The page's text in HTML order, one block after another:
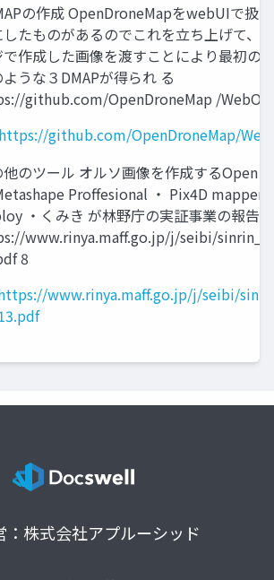
の作成 OpenDroneMapをwebUIで扱
したものがあるのでこれを立ち上げて、
で作成した画像を渡すことにより最初の
うな３DMAPが得られ る
github.com/OpenDroneMap /
https://github.com/OpenDroneMap/
他のツール オルソ画像を作成するOpen
Proffesional ・ Pix4D mapper
・くみき が林野庁の実証事業の報告
www.rinya.maff.go.jp/j/seibi/
8
www.rinya.maff.go.jp/j/seibi/
：株式会社アプルーシッド